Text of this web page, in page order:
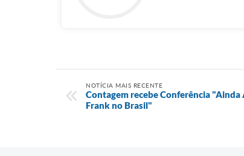
NOTÍCIA MAIS RECENTE
Contagem recebe Conferência "Ainda
Frank no Brasil"